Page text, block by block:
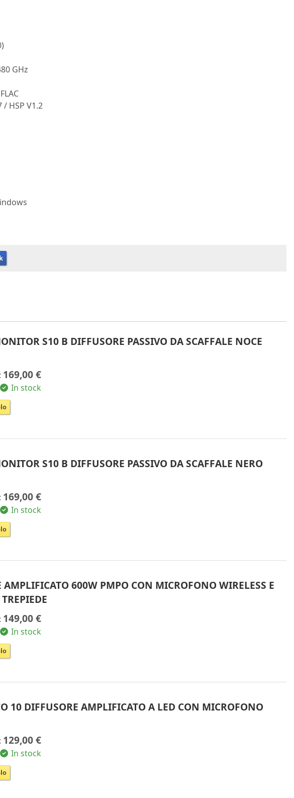
GHz
/ HSP V1.2
S10 B DIFFUSORE PASSIVO DA SCAFFALE NOCE
169,00 €
In stock
S10 B DIFFUSORE PASSIVO DA SCAFFALE NERO
169,00 €
In stock
AMPLIFICATO 600W PMPO CON MICROFONO WIRELESS E
149,00 €
In stock
10 DIFFUSORE AMPLIFICATO A LED CON MICROFONO
129,00 €
In stock